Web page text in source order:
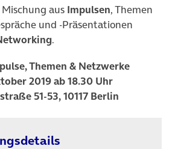
aus Impulsen, Themen
und -Präsentationen
.
Themen & Netzwerke
2019 ab 18.30 Uhr
51-53, 10117 Berlin